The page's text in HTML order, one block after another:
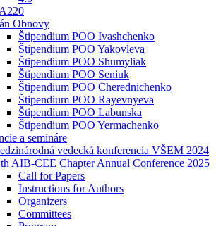
Obnovy
Štipendium POO Ivashchenko
Štipendium POO Yakovleva
Štipendium POO Shumyliak
Štipendium POO Seniuk
Štipendium POO Cherednichenko
Štipendium POO Rayevnyeva
Štipendium POO Labunska
Štipendium POO Yermachenko
a semináre
vedecká konferencia VŠEM 2024
AIB-CEE Chapter Annual Conference 2025
Call for Papers
Instructions for Authors
Organizers
Committees